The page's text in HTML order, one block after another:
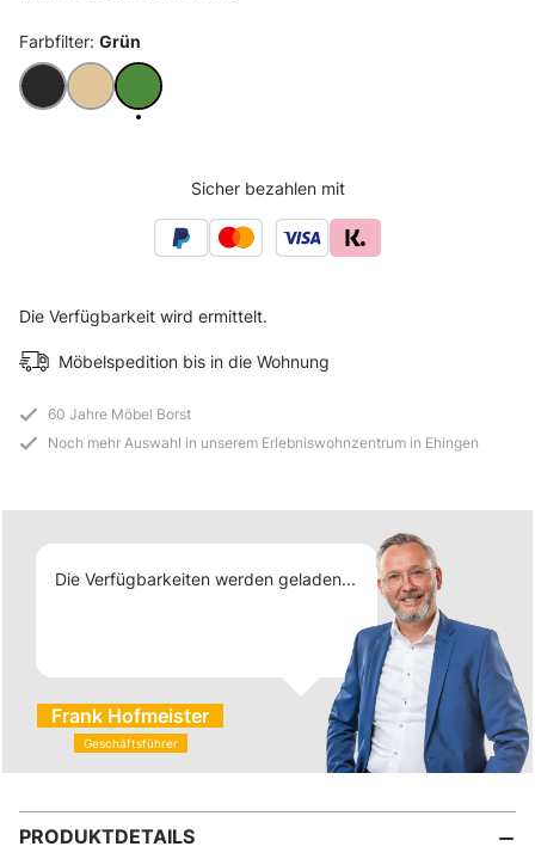
PRODUKTDETAILS
Die Verfügbarkeit wird ermittelt.
Möbelspedition bis in die Wohnung
Farbfilter: Grün
Anthrazit
Beige Grün
Sicher bezahlen mit
60 Jahre Möbel Borst
Noch mehr Auswahl in unserem Erlebniswohnzentrum in Ehingen
Die Verfügbarkeiten werden geladen...
Frank Hofmeister
Geschäftsführer